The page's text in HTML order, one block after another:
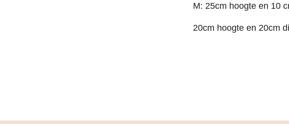
M: 25cm hoogte en 10
20cm hoogte en 20cm